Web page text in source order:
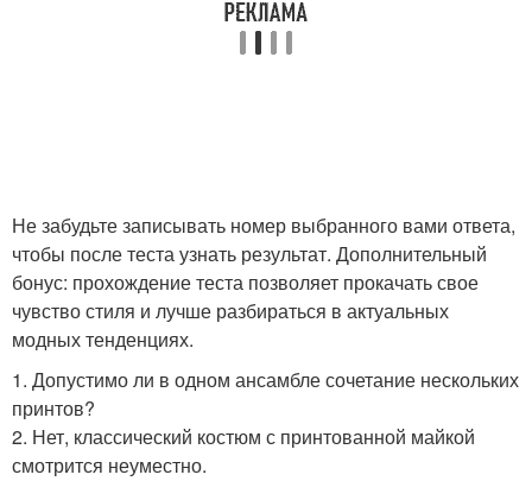
Не забудьте записывать номер выбранного вами ответа,
чтобы после теста узнать результат. Дополнительный
бонус: прохождение теста позволяет прокачать свое
чувство стиля и лучше разбираться в актуальных
модных тенденциях.
1. Допустимо ли в одном ансамбле сочетание нескольких
принтов?
2. Нет, классический костюм с принтованной майкой
смотрится неуместно.